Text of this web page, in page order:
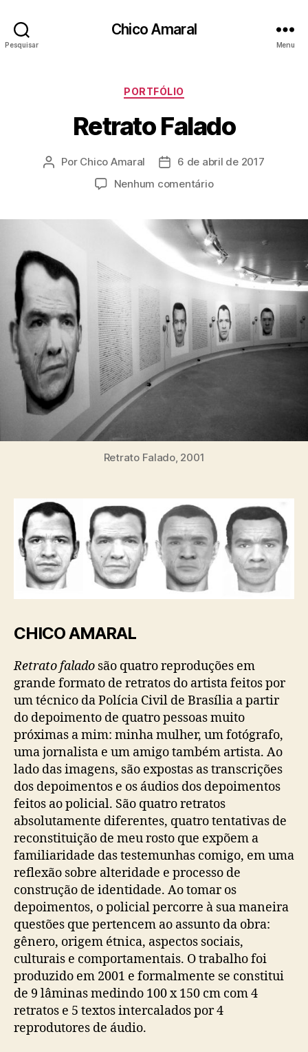
Pesquisar
Chico Amaral
Menu
Categorias
PORTFÓLIO
Retrato Falado
Autor
Por Chico Amaral
Data6 de abril de 2017
Nenhum comentárioem
Retrato Falado, 2001
CHICO AMARAL
Retrato falado são quatro reproduções em
grande formato de retratos do artista feitos por
um técnico da Polícia Civil de Brasília a partir
do depoimento de quatro pessoas muito
próximas a mim: minha mulher, um fotógrafo,
uma jornalista e um amigo também artista. Ao
lado das imagens, são expostas as transcrições
dos depoimentos e os áudios dos depoimentos
feitos ao policial. São quatro retratos
absolutamente diferentes, quatro tentativas de
reconstituição de meu rosto que expõem a
familiaridade das testemunhas comigo, em uma
reflexão sobre alteridade e processo de
construção de identidade. Ao tomar os
depoimentos, o policial percorre à sua maneira
questões que pertencem ao assunto da obra:
gênero, origem étnica, aspectos sociais,
culturais e comportamentais. O trabalho foi
produzido em 2001 e formalmente se constitui
de 9 lâminas medindo 100 x 150 cm com 4
retratos e 5 textos intercalados por 4
reprodutores de áudio.